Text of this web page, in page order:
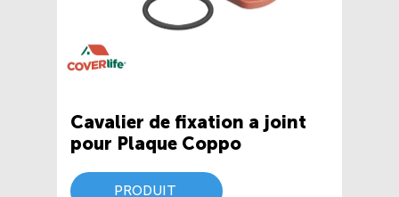
Cavalier de fixation a joint
pour Plaque Coppo
PRODUIT